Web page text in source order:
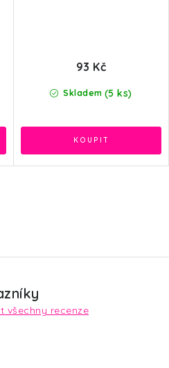
Skladem (5 ks)
93 Kč
všechny recenze